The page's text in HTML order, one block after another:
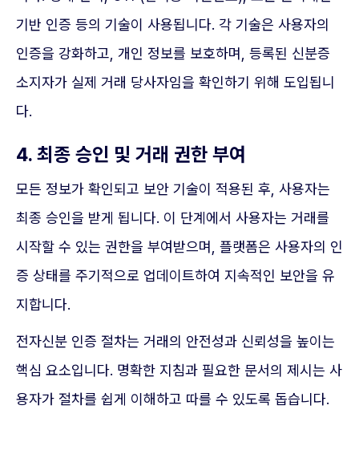
기반 인증 등의 기술이 사용됩니다. 각 기술은 사용자의
인증을 강화하고, 개인 정보를 보호하며, 등록된 신분증
소지자가 실제 거래 당사자임을 확인하기 위해 도입됩니
다.
4. 최종 승인 및 거래 권한 부여
모든 정보가 확인되고 보안 기술이 적용된 후, 사용자는
최종 승인을 받게 됩니다. 이 단계에서 사용자는 거래를
시작할 수 있는 권한을 부여받으며, 플랫폼은 사용자의 인
증 상태를 주기적으로 업데이트하여 지속적인 보안을 유
지합니다.
전자신분 인증 절차는 거래의 안전성과 신뢰성을 높이는
핵심 요소입니다. 명확한 지침과 필요한 문서의 제시는 사
용자가 절차를 쉽게 이해하고 따를 수 있도록 돕습니다.